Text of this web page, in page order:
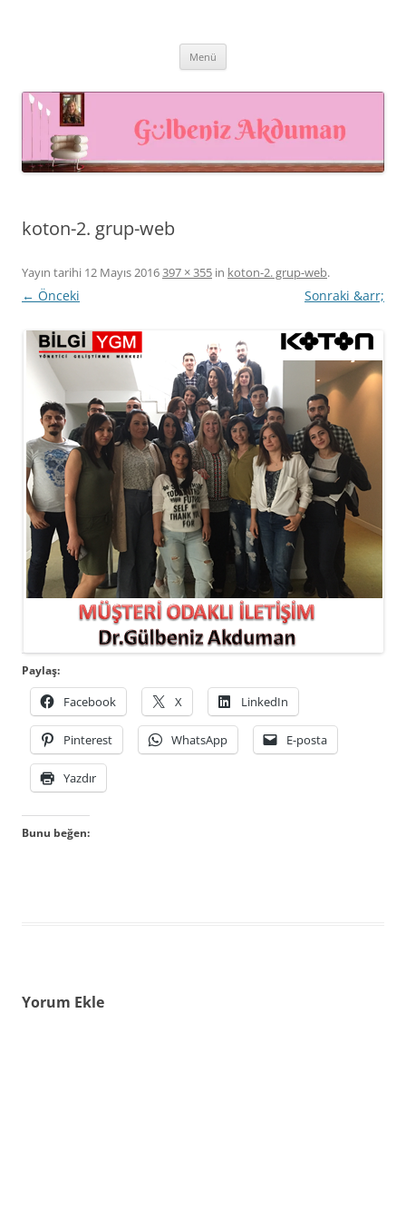
İnsan Kaynakları Yönetimi,
Eğiticinin Eğitimi, Mutluluk
Yönetimi
Akademisyen, Eğitmen
Menü
koton-2. grup-web
Yayın tarihi 12 Mayıs 2016397 × 355 in koton-2. grup-web.
← Önceki Sonraki &arr;
Paylaş:
Facebook X LinkedIn
Pinterest WhatsApp E-posta
Yazdır
Bunu beğen:
Yorum Ekle